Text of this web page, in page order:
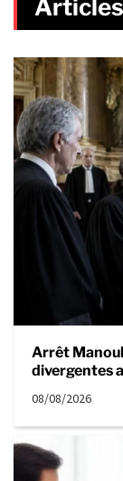
Arrêt
divergentes
08/08/2026